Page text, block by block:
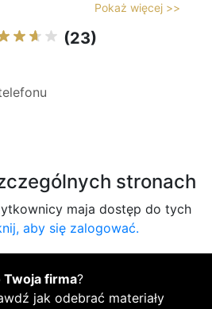
Pokaż więcej >>
(23)
stronach
maja dostęp do tych
aby się zalogować.
Twoja firma?
jak odebrać materiały